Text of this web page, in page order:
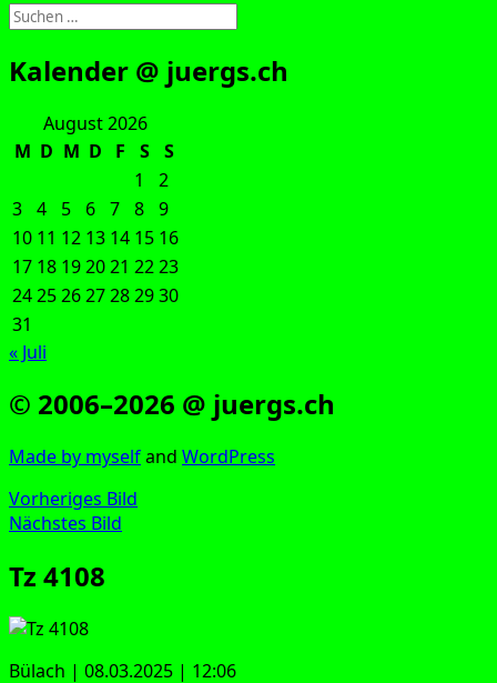
Suchen
nach:
Kalender @ juergs.ch
August 2026
M D M D F S
S
1
2
3 4 5 6 7 8 9
10 11 12 13 14 15 16
17 18 192021 2223
24252627282930
31
« Juli
© 2006–2026 @ juergs.ch
Made by mys­elfand Word­Press
Vorheriges Bild
Nächstes Bild
Tz 4108
Bülach | 08.03.2025 | 12:06